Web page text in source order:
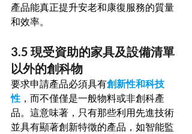
產品能真正提升安老和康復服務的質量
和效率。
3.5 現受資助的家具及設備清單
以外的創科物
要求申請產品必須具有創新性和科技
性 ，而不僅僅是一般物料或非創科產
品。這意味著，只有那些利用先進技術
並具有顯著創新特徵的產品，如智能監